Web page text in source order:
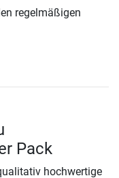
regelmäßigen
Pack
hochwertige